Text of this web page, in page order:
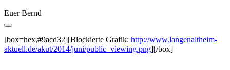
Euer Bernd
[box=hex,#9acd32][Blockierte Grafik: http://www.langenaltheim-
aktuell.de/akut/2014/juni/public_viewing.png][/box]